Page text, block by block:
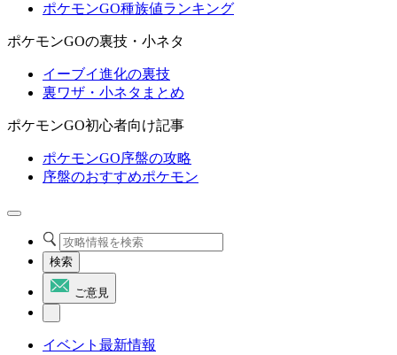
ポケモンGO種族値ランキング
ポケモンGOの裏技・小ネタ
イーブイ進化の裏技
裏ワザ・小ネタまとめ
ポケモンGO初心者向け記事
ポケモンGO序盤の攻略
序盤のおすすめポケモン
検索
ご意見
イベント最新情報